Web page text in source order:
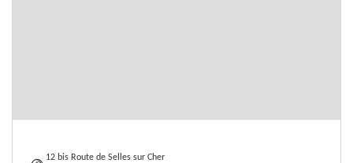
12 bis Route de Selles sur Cher